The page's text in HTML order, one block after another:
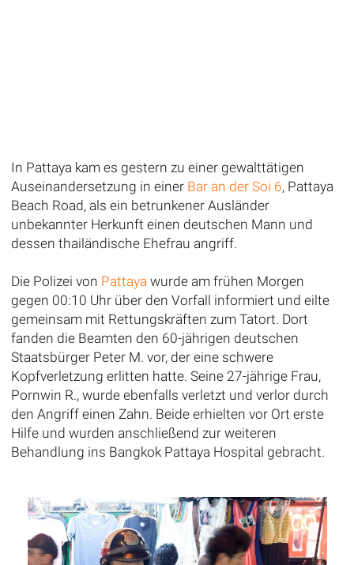
In Pattaya kam es gestern zu einer gewalttätigen
Auseinandersetzung in einer Bar an der Soi 6, Pattaya
Beach Road, als ein betrunkener Ausländer
unbekannter Herkunft einen deutschen Mann und
dessen thailändische Ehefrau angriff.
Die Polizei von Pattaya wurde am frühen Morgen
gegen 00:10 Uhr über den Vorfall informiert und eilte
gemeinsam mit Rettungskräften zum Tatort. Dort
fanden die Beamten den 60-jährigen deutschen
Staatsbürger Peter M. vor, der eine schwere
Kopfverletzung erlitten hatte. Seine 27-jährige Frau,
Pornwin R., wurde ebenfalls verletzt und verlor durch
den Angriff einen Zahn. Beide erhielten vor Ort erste
Hilfe und wurden anschließend zur weiteren
Behandlung ins Bangkok Pattaya Hospital gebracht.